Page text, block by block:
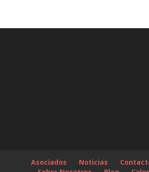
Asociados Noticias